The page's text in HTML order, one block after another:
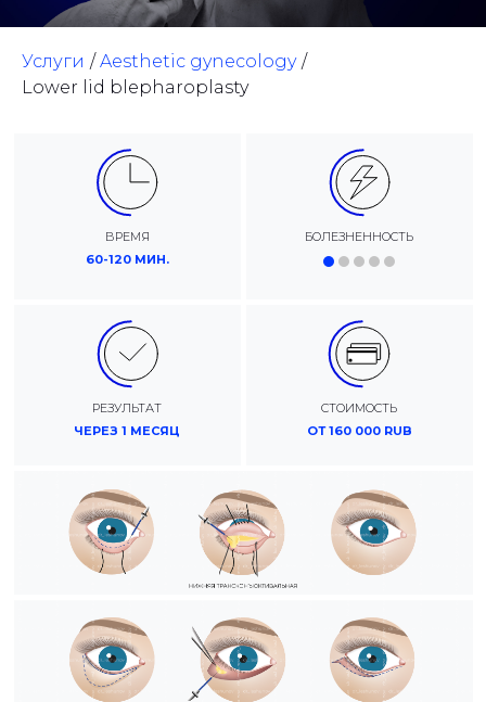
Услуги
Aesthetic gynecology
Lower lid blepharoplasty
ВРЕМЯ
60-120 МИН.
БОЛЕЗНЕННОСТЬ
РЕЗУЛЬТАТ
ЧЕРЕЗ 1 МЕСЯЦ
СТОИМОСТЬ
ОТ 160 000 RUB